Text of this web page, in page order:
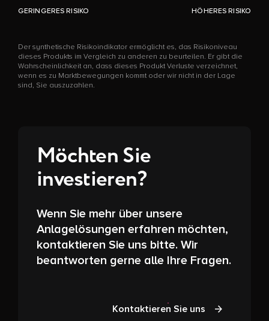
GERINGERES RISIKO HÖHERES RISIKO
Der synthetische Risikoindikator ermöglicht es, das Risikoniveau
dieses Produkts im Vergleich zu anderen zu beurteilen. Er gibt die
Wahrscheinlichkeit an, dass dieses Produkt Verluste verzeichnet,
wenn es zu Marktbewegungen kommt oder wir nicht in der Lage
sind, Sie auszuzahlen.
Möchten Sie
investieren?
Wenn Sie mehr über unsere
Anlagelösungen erfahren möchten,
kontaktieren Sie uns bitte. Wir
beantworten gerne alle Ihre Fragen.
Kontaktieren Sie uns